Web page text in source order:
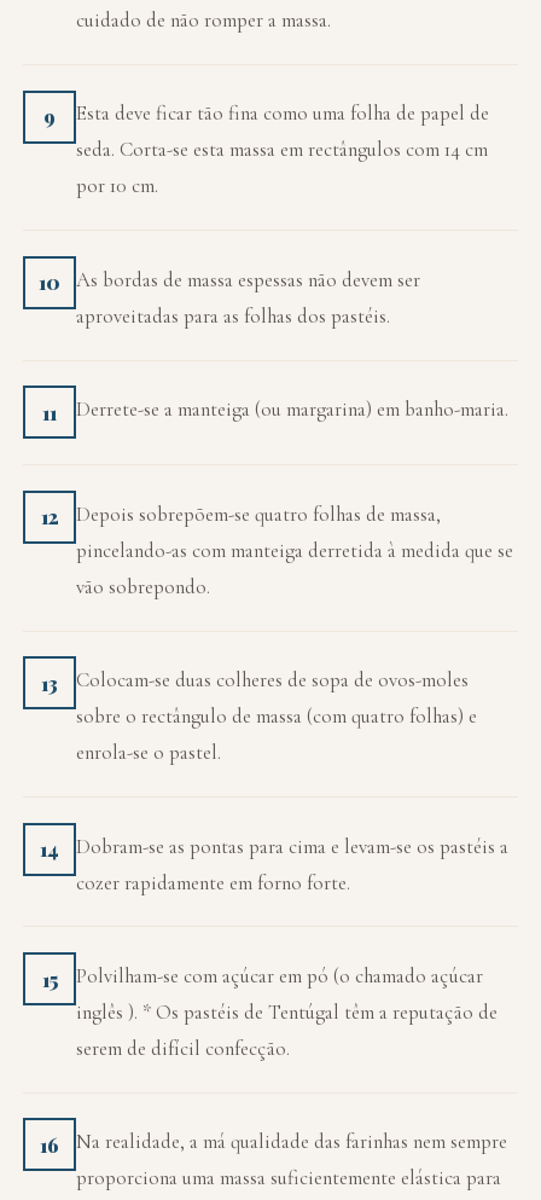
cuidado de não romper a massa.
9
Esta deve ficar tão fina como uma folha de papel de
seda. Corta-se esta massa em rectângulos com 14 cm
por 10 cm.
10
As bordas de massa espessas não devem ser
aproveitadas para as folhas dos pastéis.
11 Derrete-se a manteiga (ou margarina) em banho-maria.
12
Depois sobrepõem-se quatro folhas de massa,
pincelando-as com manteiga derretida à medida que se
vão sobrepondo.
13
Colocam-se duas colheres de sopa de ovos-moles
sobre o rectângulo de massa (com quatro folhas) e
enrola-se o pastel.
14
Dobram-se as pontas para cima e levam-se os pastéis a
cozer rapidamente em forno forte.
15
Polvilham-se com açúcar em pó (o chamado açúcar
inglês ). * Os pastéis de Tentúgal têm a reputação de
serem de difícil confecção.
16
Na realidade, a má qualidade das farinhas nem sempre
proporciona uma massa suficientemente elástica para